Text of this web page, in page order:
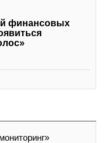
финансовых